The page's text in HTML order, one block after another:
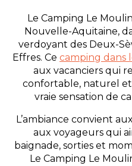
Le Camping Le
Nouvelle-Aquitaine,
verdoyant des Deux-
Effres. Ce camping dans
aux vacanciers qui
confortable, naturel et
vraie sensation de
L’ambiance convient
aux voyageurs qui
baignade, sorties et
Le Camping Le